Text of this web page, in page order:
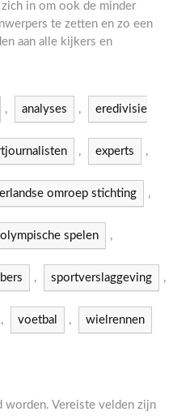
in om ook de minder
te zetten en zo een
aan alle kijkers en
, analyses , eredivisie
, experts ,
omroep stichting ,
olympische spelen ,
, sportverslaggeving ,
, voetbal , wielrennen
worden. Vereiste velden zijn